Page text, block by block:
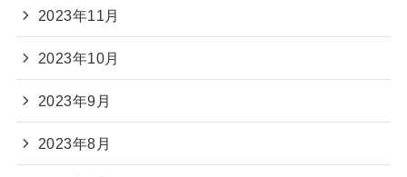
2023年11月
2023年10月
2023年9月
2023年8月